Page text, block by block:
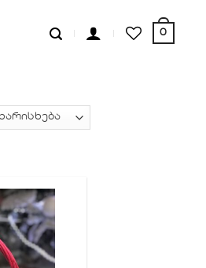
0
სურვილების
სიაში
დამატება